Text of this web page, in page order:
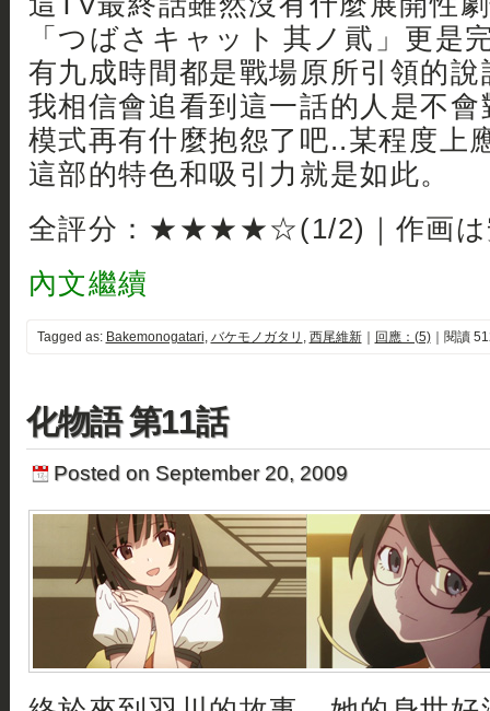
「つばさキャット 其ノ貮」更是
有九成時間都是戰場原所引領的
我相信會追看到這一話的人是不
模式再有什麼抱怨了吧..某程度上
這部的特色和吸引力就是如此。
全評分：★★★★☆(1/2)｜作画は
內文繼續
Tagged as: Bakemonogatari, バケモノガタリ , 西尾維新｜ 回應：(5)｜閱讀
化物語 第11話
Posted on September 20, 2009